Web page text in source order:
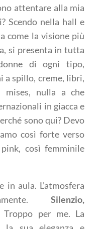
attentare alla mia
Scendo nella hall e
come la visione più
si presenta in tutta
di ogni tipo,
a spillo, creme, libri,
mises, nulla a che
in giacca e
sono qui? Devo
così forte verso
così femminile
in aula. L’atmosfera
Silenzio,
Troppo per me. La